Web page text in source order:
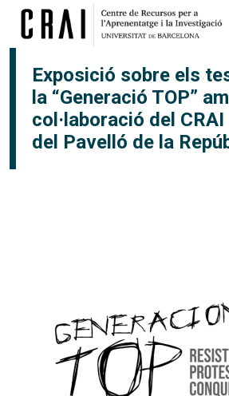
Vés al
Exposició sobre els
la “Generació TOP”
col·laboració del
del Pavelló de la